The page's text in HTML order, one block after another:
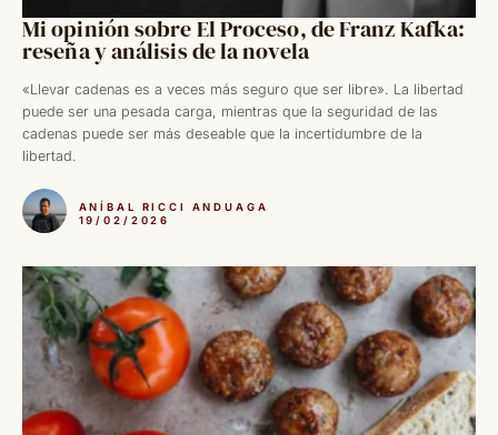
Mi opinión sobre El Proceso, de Franz Kafka:
reseña y análisis de la novela
«Llevar cadenas es a veces más seguro que ser libre». La libertad
puede ser una pesada carga, mientras que la seguridad de las
cadenas puede ser más deseable que la incertidumbre de la
libertad.
ANÍBAL RICCI ANDUAGA
19/02/2026